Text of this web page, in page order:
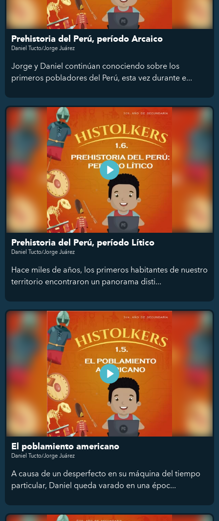
Prehistoria del Perú, período Arcaico
Daniel Tucto/Jorge Juárez
Jorge y Daniel continúan conociendo sobre los
primeros pobladores del Perú, esta vez durante e...
Prehistoria del Perú, período Lítico
Daniel Tucto/Jorge Juárez
Hace miles de años, los primeros habitantes de nuestro
territorio encontraron un panorama disti...
El poblamiento americano
Daniel Tucto/Jorge Juárez
A causa de un desperfecto en su máquina del tiempo
particular, Daniel queda varado en una époc...